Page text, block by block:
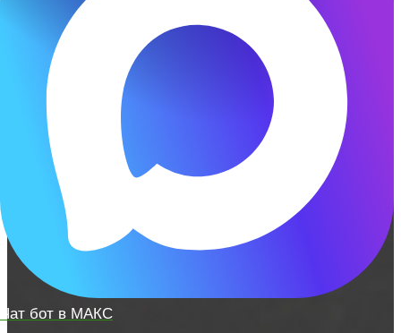
Чат бот в МАКС